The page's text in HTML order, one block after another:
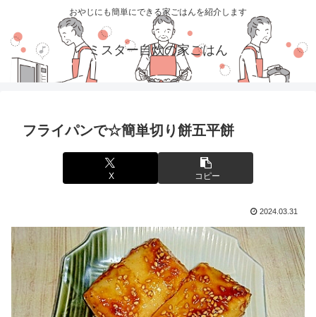
おやじにも簡単にできる家ごはんを紹介します
ミスター自炊の家ごはん
フライパンで☆簡単切り餅五平餅
X コピー
2024.03.31